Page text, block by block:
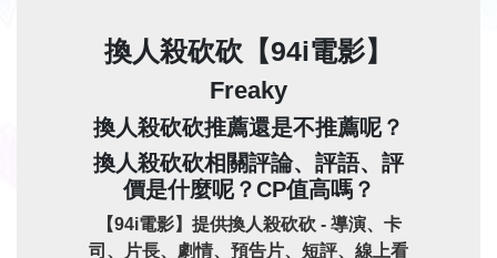
換人殺砍砍【94i電影】
Freaky
換人殺砍砍推薦還是不推薦呢？
換人殺砍砍相關評論、評語、評
價是什麼呢？CP值高嗎？
【94i電影】提供換人殺砍砍 - 導演、卡
司、片長、劇情、預告片、短評、線上看